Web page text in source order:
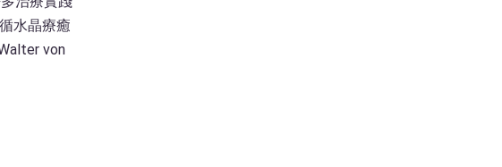
水晶療癒
von